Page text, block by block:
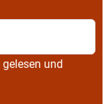
gelesen und